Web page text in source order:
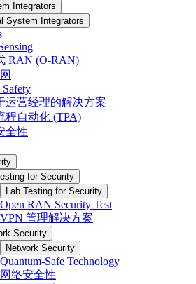
Integrators
System Integrators
RAN (O-RAN)
运营经理的解决方案
程自动化 (TPA)
全性
for Security
Lab Testing for Security
Open RAN Security Test
VPN 管理解决方案
Security
Network Security
Quantum-Safe Technology
网络安全性